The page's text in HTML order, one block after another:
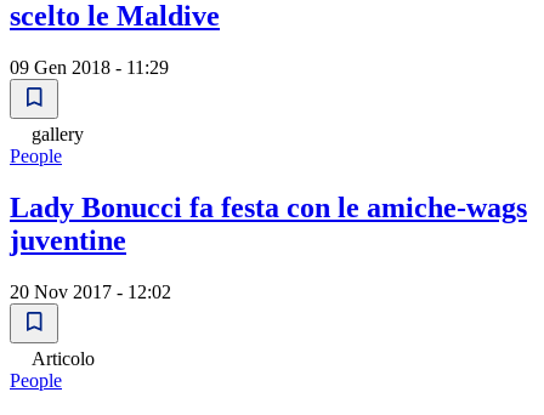
scelto le Maldive
09 Gen 2018 - 11:29
gallery
People
Lady Bonucci fa festa con le amiche-wags
juventine
20 Nov 2017 - 12:02
Articolo
People